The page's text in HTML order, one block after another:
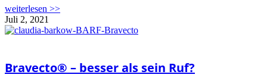
weiterlesen >>
Juli 2, 2021
Bravecto® – besser als sein Ruf?